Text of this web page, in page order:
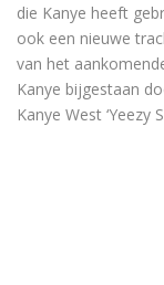
die Kanye heeft
ook een nieuwe
van het
Kanye bijgestaan
Kanye West ‘Yeezy